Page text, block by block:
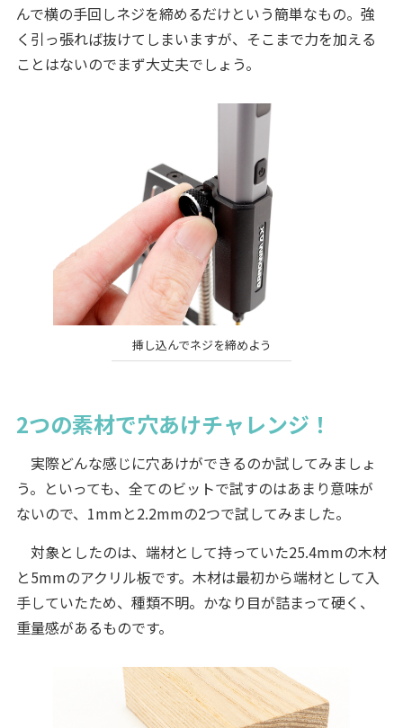
んで横の手回しネジを締めるだけという簡単なもの。強
く引っ張れば抜けてしまいますが、そこまで力を加える
ことはないのでまず大丈夫でしょう。
挿し込んでネジを締めよう
2つの素材で穴あけチャレンジ！
実際どんな感じに穴あけができるのか試してみましょ
う。といっても、全てのビットで試すのはあまり意味が
ないので、1mmと2.2mmの2つで試してみました。
対象としたのは、端材として持っていた25.4mmの木材
と5mmのアクリル板です。木材は最初から端材として入
手していたため、種類不明。かなり目が詰まって硬く、
重量感があるものです。